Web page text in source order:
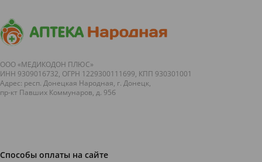
ООО «МЕДИКОДОН ПЛЮС»
ИНН 9309016732, ОГРН 1229300111699, КПП 930301001
Адрес: респ. Донецкая Народная, г. Донецк,
пр-кт Павших Коммунаров, д. 95б
Способы оплаты на сайте